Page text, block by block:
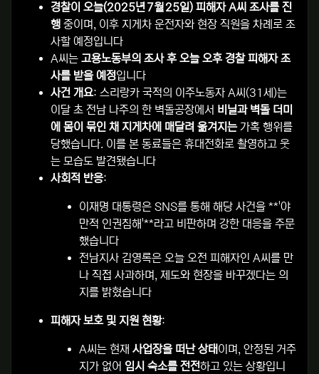
경찰이 오늘(2025년 7월 25일) 피해자 A씨 조사를 진
행 중이며, 이후 지게차 운전자와 현장 직원을 차례로 조
사할 예정입니다
A씨는 고용노동부의 조사 후 오늘 오후 경찰 피해자 조
사를 받을 예정입니다
사건 개요: 스리랑카 국적의 이주노동자 A씨(31세)는
이달 초 전남 나주의 한 벽돌공장에서 비닐과 벽돌 더미
에 몸이 묶인 채 지게차에 매달려 옮겨지는가혹 행위를
당했습니다. 이를 본 동료들은 휴대전화로 촬영하고 웃
는 모습도 발견됐습니다
사회적 반응:
이재명 대통령은 SNS를 통해 해당 사건을 **'야
만적 인권침해'**라고 비판하며 강한 대응을 주문
했습니다
전남지사 김영록은 오늘 오전 피해자인 A씨를 만
나 직접 사과하며, 제도와 현장을 바꾸겠다는 의
지를 밝혔습니다
피해자 보호 및 지원 현황:
A씨는 현재 사업장을 떠난 상태이며, 안정된 거주
지가 없어 임시 숙소를 전전하고 있는 상황입니